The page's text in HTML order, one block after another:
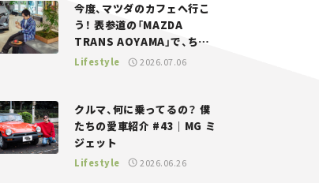
今度、マツダのカフェへ行こ
う！ 表参道の「MAZDA
TRANS AOYAMA」で、ちょ
っとひと息。——連載｜CCG
Lifestyle 2026.07.06
クルマ、何に乗ってるの？ 僕
たちの愛車紹介 #43｜MG ミ
ジェット
Lifestyle 2026.06.26